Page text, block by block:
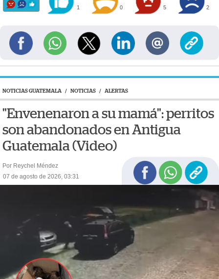
1 0 5 2
NOTICIAS GUATEMALA / NOTICIAS / ALERTAS
"Envenenaron a su mamá": perritos
son abandonados en Antigua
Guatemala (Video)
Por Reychel Méndez
07 de agosto de 2026, 03:31